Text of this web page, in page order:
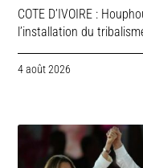
COTE D’IVOIRE :
l’installation du
4 août 2026